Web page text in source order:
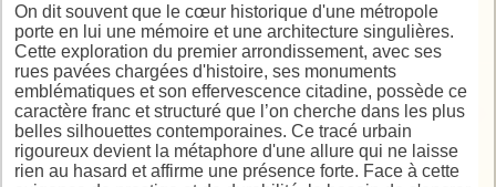
On dit souvent que le cœur historique d'une métropole
porte en lui une mémoire et une architecture singulières.
Cette exploration du premier arrondissement, avec ses
rues pavées chargées d'histoire, ses monuments
emblématiques et son effervescence citadine, possède ce
caractère franc et structuré que l’on cherche dans les plus
belles silhouettes contemporaines. Ce tracé urbain
rigoureux devient la métaphore d'une allure qui ne laisse
rien au hasard et affirme une présence forte. Face à cette